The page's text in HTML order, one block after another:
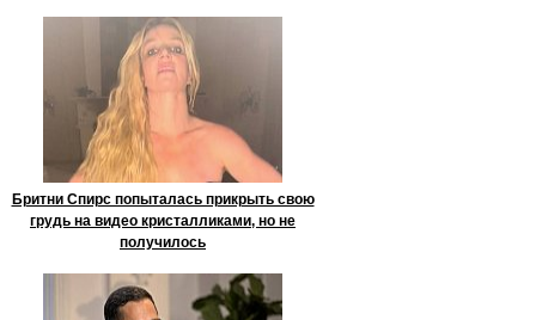
Бритни Спирс попыталась прикрыть свою
грудь на видео кристалликами, но не
получилось